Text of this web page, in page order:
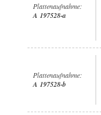
Plattenaufnahme:
A 197528-a
Plattenaufnahme:
A 197528-b